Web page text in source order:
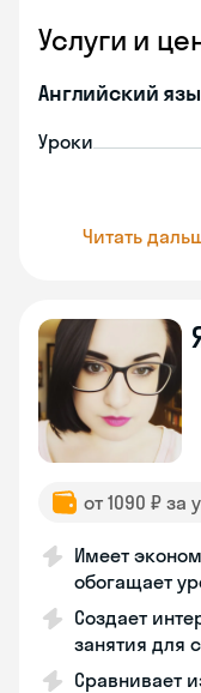
Услуги и
Английский
Уроки
Читать
от 1090 ₽ за
Имеет
обогащает
Создает
занятия для
Сравнивает